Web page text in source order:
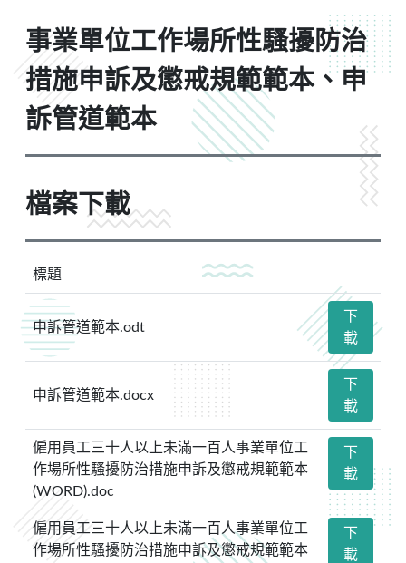
事業單位工作場所性騷擾防治
措施申訴及懲戒規範範本、申
訴管道範本
檔案下載
標題
申訴管道範本.odt
下
載
申訴管道範本.docx
下
載
僱用員工三十人以上未滿一百人事業單位工
作場所性騷擾防治措施申訴及懲戒規範範本
(WORD).doc
下
載
僱用員工三十人以上未滿一百人事業單位工
作場所性騷擾防治措施申訴及懲戒規範範本
下
載